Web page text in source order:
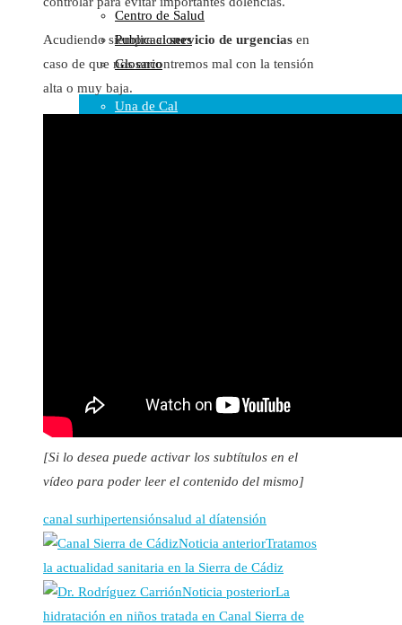
Cara Oscura Sanidad
Humor
Cal y Arena
Una de Cal
Centro de Salud
Publicaciones
Glosario
Acudiendo siempre alservicio de urgencias en
caso de que nos encontremos mal con la tensión
alta o muy baja.
[Si lo desea puede activar los subtítulos en el
vídeo para poder leer el contenido del mismo]
canal surhipertensiónsalud al díatensión
Noticia anteriorTratamos
la actualidad sanitaria en la Sierra de Cádiz
Noticia posteriorLa
hidratación en niños tratada en Canal Sierra de